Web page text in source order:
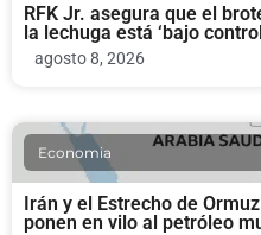
RFK Jr. asegura que el
la lechuga está ‘bajo
agosto 8, 2026
Economia
Irán y el Estrecho de
ponen en vilo al petróleo